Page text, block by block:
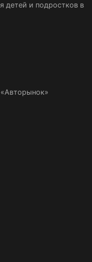
детей и подростков в